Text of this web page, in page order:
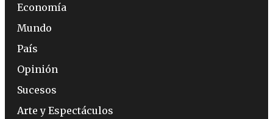
Economía
Mundo
País
Opinión
Sucesos
Arte y Espectáculos